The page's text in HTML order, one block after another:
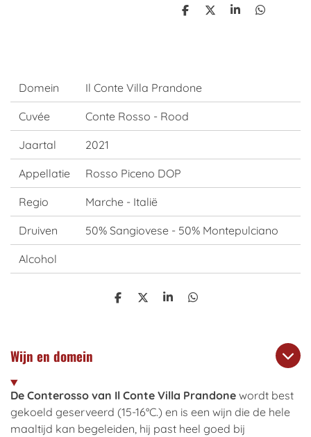
S
S
S
S
Domein Il Conte Villa Prandone
Cuvée Conte Rosso - Rood
Jaartal 2021
Appellatie Rosso Piceno DOP
Regio Marche - Italië
Druiven 50% Sangiovese - 50% Montepulciano
Alcohol
S
S
S
S
Wijn en domein
De Conterosso van Il Conte Villa Prandone wordt best
gekoeld geserveerd (15-16°C.) en is een wijn die de hele
maaltijd kan begeleiden, hij past heel goed bij